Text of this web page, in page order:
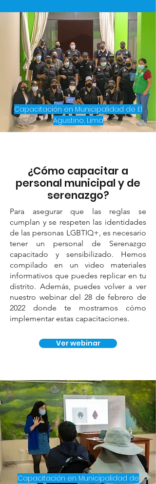
Capacitación en Municipalidad de El
Agustino, Lima
¿Cómo capacitar a
personal municipal y de
serenazgo?
Para asegurar que las reglas se
cumplan y se respeten las identidades
de las personas LGBTIQ+, es necesario
tener un personal de Serenazgo
capacitado y sensibilizado. Hemos
compilado en un video materiales
informativos que puedes replicar en tu
distrito. Además, puedes volver a ver
nuestro webinar del 28 de febrero de
2022 donde te mostramos cómo
implementar estas capacitaciones.
Ver webinar
Capacitación en Municipalidad de